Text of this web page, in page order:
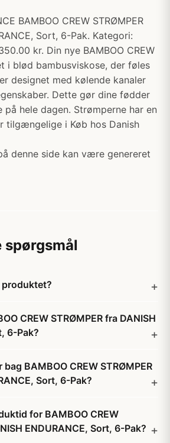
BAMBOO CREW STRØMPER
Sort, 6-Pak. Kategori:
kr. Din nye BAMBOO CREW
i blød bambusviskose, der føles
designet med kølende kanaler
Dette gør dine fødder
på hele dagen. Strømperne har en
tilgængelige i Køb hos Danish
denne side kan være genereret
spørgsmål
produktet?
CREW STRØMPER fra DANISH
6-Pak?
BAMBOO CREW STRØMPER
Sort, 6-Pak?
for BAMBOO CREW
ENDURANCE, Sort, 6-Pak?